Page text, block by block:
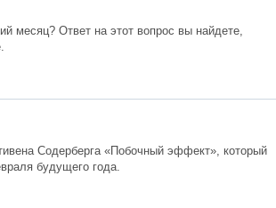
месяц? Ответ на этот вопрос вы найдете,
Содерберга «Побочный эффект», который
будущего года.